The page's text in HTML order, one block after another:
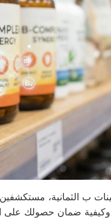
ب الثمانية، مستكشفين
وكيفية ضمان حصولك على